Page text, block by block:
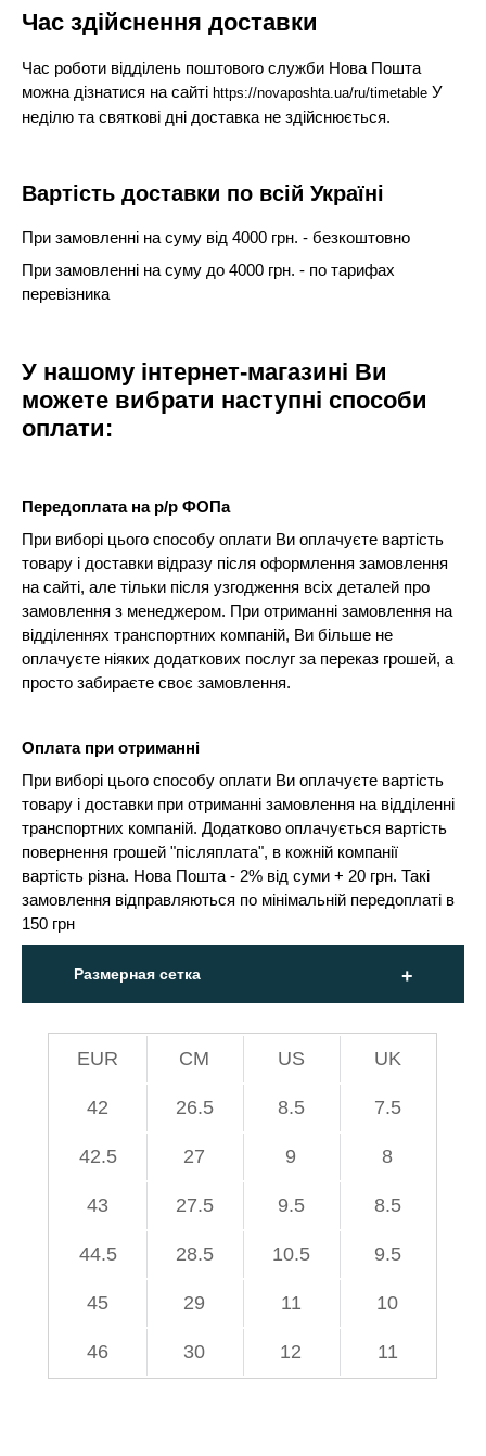
Час здійснення доставки
Час роботи відділень поштового служби Нова Пошта
можна дізнатися на сайтіhttps://novaposhta.ua/ru/timetable У
неділю та святкові дні доставка не здійснюється.
Вартість доставки по всій Україні
При замовленні на суму від 4000 грн. - безкоштовно
При замовленні на суму до 4000 грн. - по тарифах
перевізника
У нашому інтернет-магазині Ви
можете вибрати наступні способи
оплати:
Передоплата на р/р ФОПа
При виборі цього способу оплати Ви оплачуєте вартість
товару і доставки відразу після оформлення замовлення
на сайті, але тільки після узгодження всіх деталей про
замовлення з менеджером. При отриманні замовлення на
відділеннях транспортних компаній, Ви більше не
оплачуєте ніяких додаткових послуг за переказ грошей, а
просто забираєте своє замовлення.
Оплата при отриманні
При виборі цього способу оплати Ви оплачуєте вартість
товару і доставки при отриманні замовлення на відділенні
транспортних компаній. Додатково оплачується вартість
повернення грошей "післяплата", в кожній компанії
вартість різна. Нова Пошта - 2% від суми + 20 грн. Такі
замовлення відправляються по мінімальній передоплаті в
150 грн
Размерная сетка
EUR СМ US UK
42 26.5 8.5 7.5
42.5 27 9 8
43 27.5 9.5 8.5
44.5 28.5 10.5 9.5
45 29 11 10
46 30 12 11